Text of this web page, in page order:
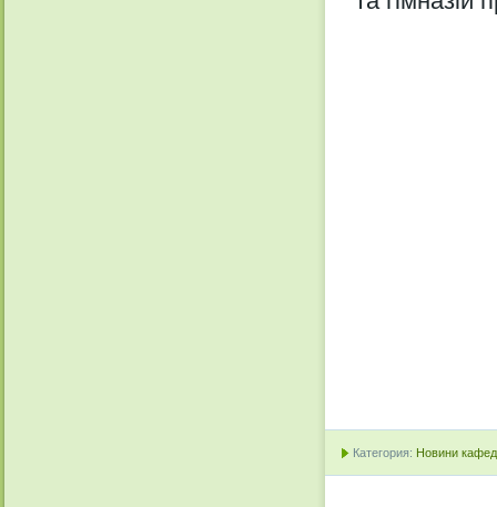
Категория: Новини